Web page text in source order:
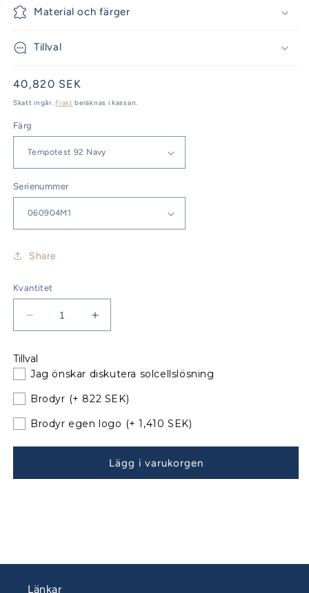
Material och färger
Tillval
Ordinarie
pris
40,820 SEK
Skatt ingår. Frakt beräknas i kassan.
Färg
Serienummer
Share
Kvantitet
Minska
kvantitet
Bavaria
44
Vision
Sittbrunnskapell
XXL
till
Öka
kvantitet
44
Vision
Sittbrunnskapell
XXL
till
Tillval
Jag önskar diskutera solcellslösning
Brodyr (+ 822 SEK)
Brodyr egen logo (+ 1,410 SEK)
Lägg i varukorgen
Länkar